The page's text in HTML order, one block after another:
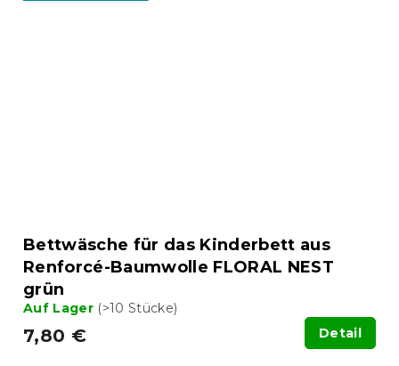
Bettwäsche für das Kinderbett aus
Renforcé-Baumwolle FLORAL NEST
grün
Auf Lager (>10 Stücke)
7,80 € Detail